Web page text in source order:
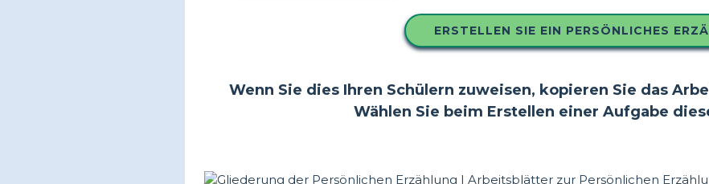
ERSTELLEN SIE EIN PERSÖNLICHES
Wenn Sie dies Ihren Schülern zuweisen, kopieren Sie das
Wählen Sie beim Erstellen einer Aufgabe